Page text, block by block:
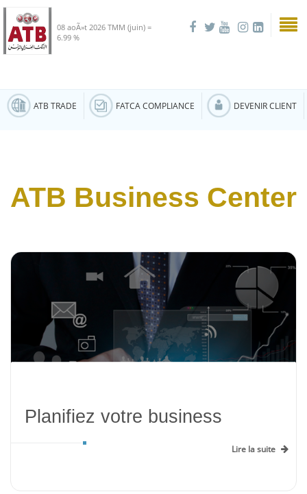
08 aoÃ»t 2026 TMM (juin) =
6.99 %
ATB TRADE FATCA COMPLIANCE DEVENIR CLIENT
ATB Business Center
Planifiez votre business
Lire la suite